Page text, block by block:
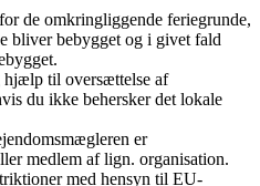
de omkringliggende feriegrunde,
bliver bebygget og i givet fald
hjælp til oversættelse af
du ikke behersker det lokale
er
medlem af lign. organisation.
med hensyn til EU-